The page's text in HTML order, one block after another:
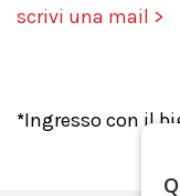
scrivi una mail >
*Ingresso con il